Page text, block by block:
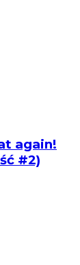
again!
#2)